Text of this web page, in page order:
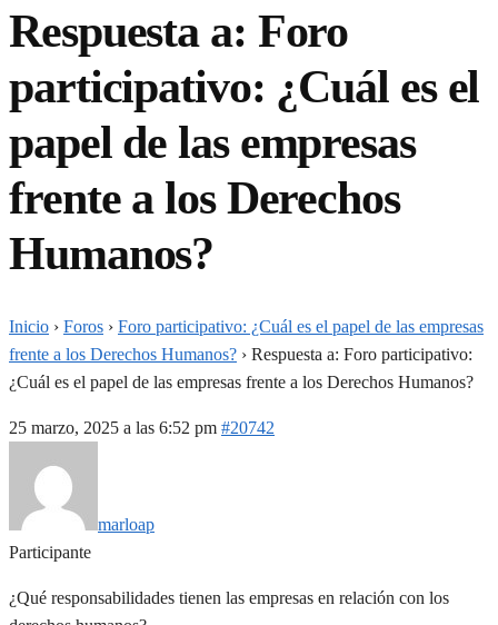
Respuesta a: Foro
participativo: ¿Cuál es el
papel de las empresas
frente a los Derechos
Humanos?
Inicio › Foros › Foro participativo: ¿Cuál es el papel de las empresas
frente a los Derechos Humanos? › Respuesta a: Foro participativo:
¿Cuál es el papel de las empresas frente a los Derechos Humanos?
25 marzo, 2025 a las 6:52 pm #20742
marloap
Participante
¿Qué responsabilidades tienen las empresas en relación con los